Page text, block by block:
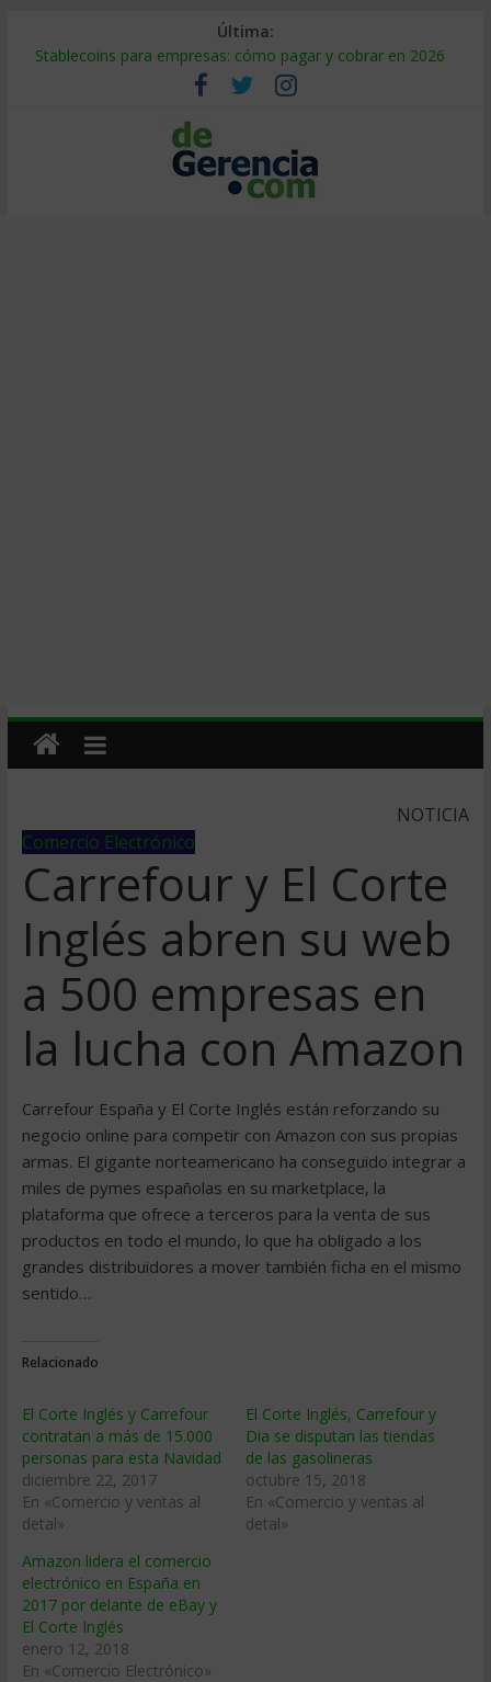
Última:
Stablecoins para empresas: cómo pagar y cobrar en 2026
Despido silencioso: qué es y por qué sale tan caro
IA en selección de personal: cómo auditarla a tiempo
Trabajo forzoso en la cadena de suministro: qué hacer
Mercado hispano de EE. UU.: cómo segmentarlo y venderle
NOTICIA
Comercio Electrónico
Carrefour y El Corte
Inglés abren su web
a 500 empresas en
la lucha con Amazon
Carrefour España y El Corte Inglés están reforzando su
negocio online para competir con Amazon con sus propias
armas. El gigante norteamericano ha conseguido integrar a
miles de pymes españolas en su marketplace, la
plataforma que ofrece a terceros para la venta de sus
productos en todo el mundo, lo que ha obligado a los
grandes distribuidores a mover también ficha en el mismo
sentido…
Relacionado
El Corte Inglés y Carrefour
contratan a más de 15.000
personas para esta Navidad
diciembre 22, 2017
En «Comercio y ventas al
detal»
El Corte Inglés, Carrefour y
Dia se disputan las tiendas
de las gasolineras
octubre 15, 2018
En «Comercio y ventas al
detal»
Amazon lidera el comercio
electrónico en España en
2017 por delante de eBay y
El Corte Inglés
enero 12, 2018
En «Comercio Electrónico»